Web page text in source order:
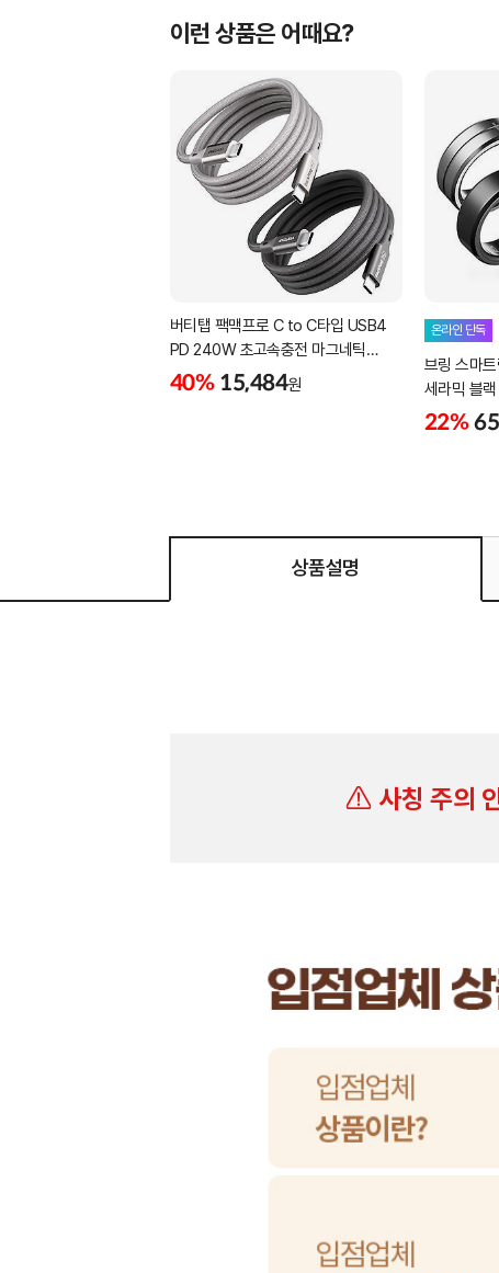
이런 상품은 어때요?
버티탭 팩맥프로 C to C타입 USB4
PD 240W 초고속충전 마그네틱
케이블 1m
40% 15,484원
온라인 단독
브링 스마
세라믹 블
22%
상품설명
사칭 주의